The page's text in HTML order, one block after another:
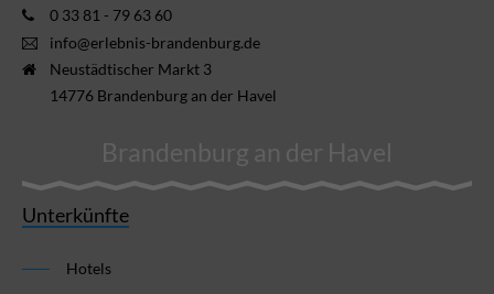
0 33 81 - 79 63 60
info@erlebnis-brandenburg.de
Neustädtischer Markt 3
14776 Brandenburg an der Havel
Brandenburg an der Havel
Unterkünfte
Hotels